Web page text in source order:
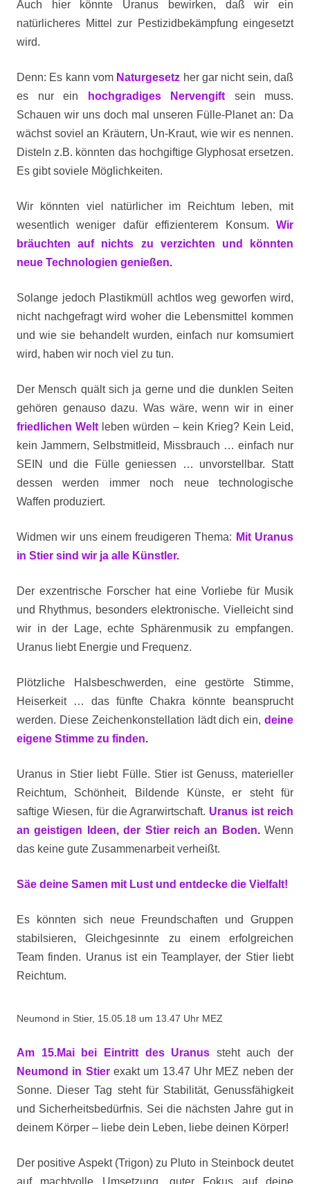
Auch hier könnte Uranus bewirken, daß wir ein
natürlicheres Mittel zur Pestizidbekämpfung eingesetzt
wird.
Denn: Es kann vom Naturgesetz her gar nicht sein, daß
es nur ein
hochgradiges Nervengift sein muss.
Schauen wir uns doch mal unseren Fülle-Planet an: Da
wächst soviel an Kräutern, Un-Kraut, wie wir es nennen.
Disteln z.B. könnten das hochgiftige Glyphosat ersetzen.
Es gibt soviele Möglichkeiten.
Wir könnten viel natürlicher im Reichtum leben, mit
wesentlich weniger dafür effizienterem Konsum. Wir
bräuchten auf nichts zu verzichten und könnten
neue Technologien genießen.
Solange jedoch Plastikmüll achtlos weg geworfen wird,
nicht nachgefragt wird woher die Lebensmittel kommen
und wie sie behandelt wurden, einfach nur komsumiert
wird, haben wir noch viel zu tun.
Der Mensch quält sich ja gerne und die dunklen Seiten
gehören genauso dazu. Was wäre, wenn wir in einer
friedlichen Welt leben würden – kein Krieg? Kein Leid,
kein Jammern, Selbstmitleid, Missbrauch … einfach nur
SEIN und die Fülle geniessen … unvorstellbar. Statt
dessen werden immer noch neue technologische
Waffen produziert.
Widmen wir uns einem freudigeren Thema: Mit Uranus
in Stier sind wir ja alle Künstler.
Der exzentrische Forscher hat eine Vorliebe für Musik
und Rhythmus, besonders elektronische. Vielleicht sind
wir in der Lage, echte Sphärenmusik zu empfangen.
Uranus liebt Energie und Frequenz.
Plötzliche Halsbeschwerden, eine gestörte Stimme,
Heiserkeit … das fünfte Chakra könnte beansprucht
werden. Diese Zeichenkonstellation lädt dich ein, deine
eigene Stimme zu finden.
Uranus in Stier liebt Fülle. Stier ist Genuss, materieller
Reichtum, Schönheit, Bildende Künste, er steht für
saftige Wiesen, für die Agrarwirtschaft. Uranus ist reich
an geistigen Ideen, der Stier reich an Boden.Wenn
das keine gute Zusammenarbeit verheißt.
Säe deine Samen mit Lust und entdecke die Vielfalt!
Es könnten sich neue Freundschaften und Gruppen
stabilsieren, Gleichgesinnte zu einem erfolgreichen
Team finden. Uranus ist ein Teamplayer, der Stier liebt
Reichtum.
Neumond in Stier, 15.05.18 um 13.47 Uhr MEZ
Am 15.Mai bei Eintritt des Uranus steht auch der
Neumond in Stierexakt um 13.47 Uhr MEZ neben der
Sonne. Dieser Tag steht für Stabilität, Genussfähigkeit
und Sicherheitsbedürfnis. Sei die nächsten Jahre gut in
deinem Körper – liebe dein Leben, liebe deinen Körper!
Der positive Aspekt (Trigon) zu Pluto in Steinbock deutet
auf machtvolle Umsetzung, guter Fokus auf deine